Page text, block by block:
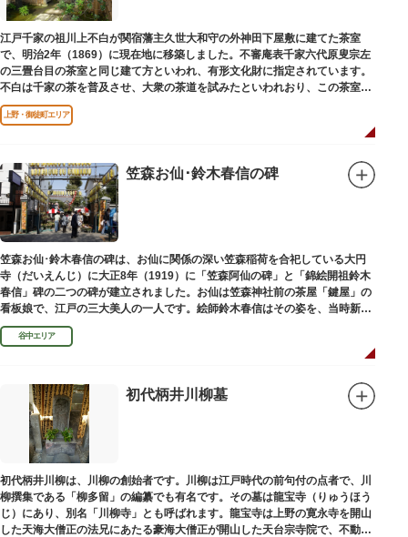
江戸千家の祖川上不白が関宿藩主久世大和守の外神田下屋敷に建てた茶室
で、明治2年（1869）に現在地に移築しました。不審庵表千家六代原叟宗左
の三畳台目の茶室と同じ建て方といわれ、有形文化財に指定されています。
不白は千家の茶を普及させ、大衆の茶道を試みたといわれおり、この茶室は
江戸千家を広める拠点となりました。
上野・御徒町エリア
笠森お仙･鈴木春信の碑
笠森お仙･鈴木春信の碑は、お仙に関係の深い笠森稲荷を合祀している大円
寺（だいえんじ）に大正8年（1919）に「笠森阿仙の碑」と「錦絵開祖鈴木
春信」碑の二つの碑が建立されました。お仙は笠森神社前の茶屋「鍵屋」の
看板娘で、江戸の三大美人の一人です。絵師鈴木春信はその姿を、当時新し
い絵画様式である多色刷り版画「錦絵」に描きました。
谷中エリア
初代柄井川柳墓
初代柄井川柳は、川柳の創始者です。川柳は江戸時代の前句付の点者で、川
柳撰集である「柳多留」の編纂でも有名です。その墓は龍宝寺（りゅうほう
じ）にあり、別名「川柳寺」とも呼ばれます。龍宝寺は上野の寛永寺を開山
した天海大僧正の法兄にあたる豪海大僧正が開山した天台宗寺院で、不動明